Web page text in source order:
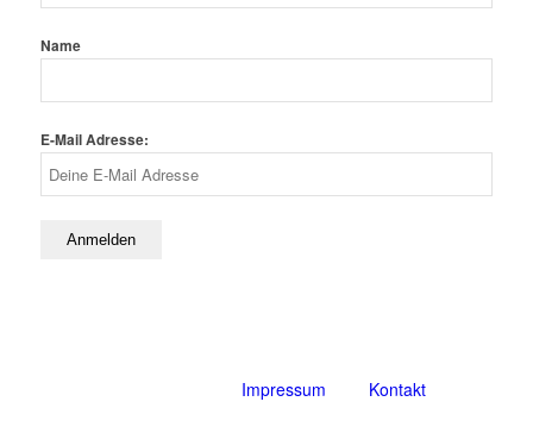
Name
E-Mail Adresse:
Impressum Kontakt